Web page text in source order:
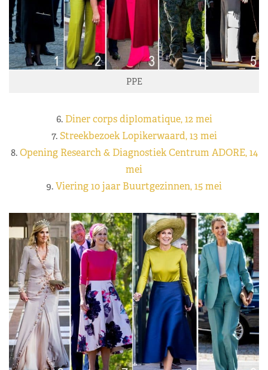
PPE
6.Diner corps diplomatique, 12 mei
7. Streekbezoek Lopikerwaard, 13 mei
8.Opening Research & Diagnostiek Centrum ADORE, 14
mei
9.Viering 10 jaar Buurtgezinnen, 15 mei